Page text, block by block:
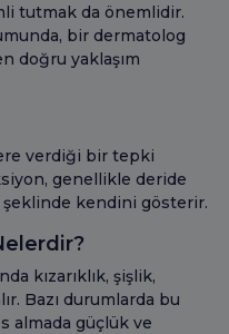
tutmak da önemlidir.
bir dermatolog
doğru yaklaşım
verdiği bir tepki
genellikle deride
şeklinde kendini gösterir.
kızarıklık, şişlik,
Bazı durumlarda bu
almada güçlük ve